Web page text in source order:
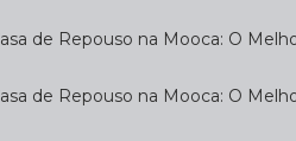
Casa de Repouso na Mooca: O
Casa de Repouso na Mooca: O